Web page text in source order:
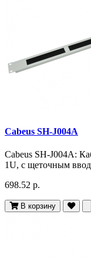
Cabeus SH-J004A
Cabeus SH-J004A:
1U, с щеточным
698.52 р.
В корзину